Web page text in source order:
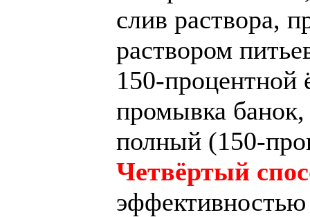
слив раствора,
раствором
150-процентной
промывка банок,
полный (150-
Четвёртый